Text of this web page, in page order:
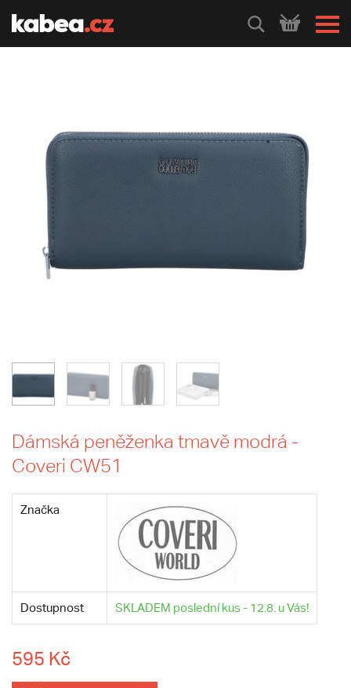
HLEDEJ
Dámská peněženka tmavě modrá -
Coveri CW51
Značka
Dostupnost SKLADEM poslední kus - 12.8. u Vás!
595 Kč